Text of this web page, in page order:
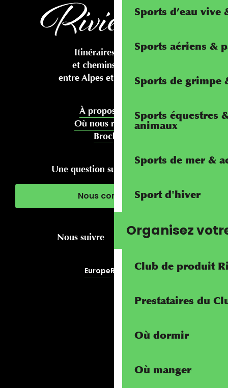
Sports d’eau vive
Sports aériens &
Sports de grimpe
Sports équestres
animaux
Sports de mer &
Sport d'hiver
Organisez
Club de produit
Prestataires du
Où dormir
Où manger
Itinéraires cyclables
et chemins pédestres
entre Alpes et Méditerranée
À propos de nous
Où nous rencontrer
Brochures
Une question sur votre séjour ?
Nous contacter
Nous suivre
EuropeRivierALP